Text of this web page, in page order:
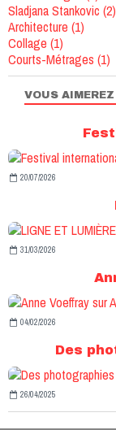
VOUS
20/07/2026
31/03/2026
04/02/2026
Des
26/04/2025
Sladjana Stankovic (2)
Architecture (1)
Collage (1)
Courts-Métrages (1)